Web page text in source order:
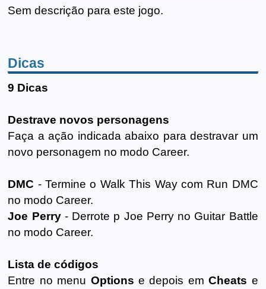
Sem descrição para este jogo.
Dicas
9 Dicas
Destrave novos personagens
Faça a ação indicada abaixo para destravar um
novo personagem no modo Career.
DMC - Termine o Walk This Way com Run DMC
no modo Career.
Joe Perry- Derrote p Joe Perry no Guitar Battle
no modo Career.
Lista de códigos
Entre no menu Options e depois emCheats e